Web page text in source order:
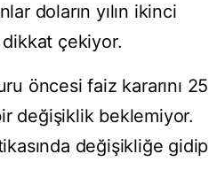
doların yılın ikinci
dikkat çekiyor.
öncesi faiz kararını 25
değişiklik beklemiyor.
değişikliğe gidip